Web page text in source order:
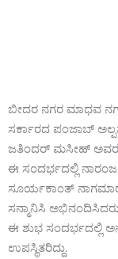
ಬೀದರ ನಗರ ಮಾಧವ
ಸರ್ಕಾರದ ಪಂಜಾಬ್
ಜತಿಂದರ್ ಮಸೀಹ್
ಈ ಸಂದರ್ಭದಲ್ಲಿ ನಾರಂಜ
ಸೂರ್ಯಕಾಂತ್
ಸನ್ಮಾನಿಸಿ
ಈ ಶುಭ ಸಂದರ್ಭದಲ್ಲಿ
ಉಪಸ್ಥಿತರಿದ್ದು.